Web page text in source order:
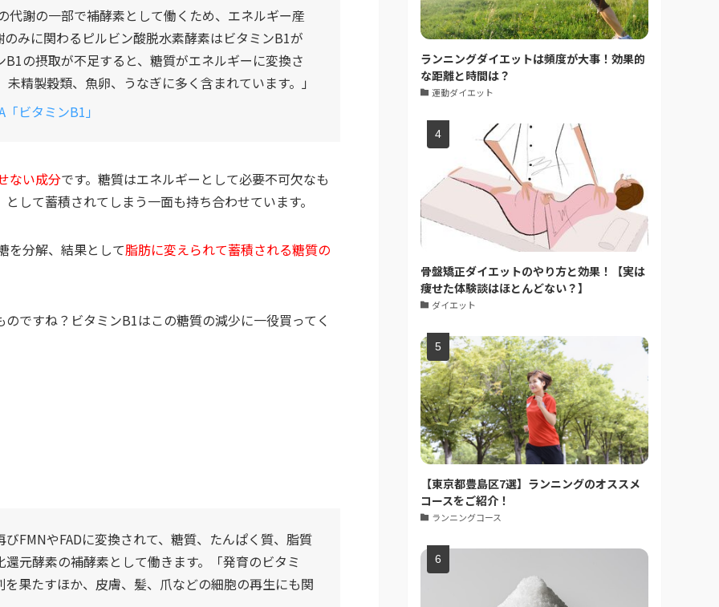
代謝の一部で補酵素として働くため、エネルギー産
みに関わるピルビン酸脱水素酵素はビタミンB1が
の摂取が不足すると、糖質がエネルギーに変換さ
精製穀類、魚卵、うなぎに多く含まれています。」
ビタミンB1」
ない成分です。糖質はエネルギーとして必要不可欠なも
して蓄積されてしまう一面も持ち合わせています。
を分解、結果として脂肪に変えられて蓄積される糖質の
ですね？ビタミンB1はこの糖質の減少に一役買ってく
FMNやFADに変換されて、糖質、たんぱく質、脂質
元酵素の補酵素として働きます。「発育のビタミ
果たすほか、皮膚、髪、爪などの細胞の再生にも関
ランニングダイエットは頻度が大事！効果的
な距離と時間は？
運動ダイエット
骨盤矯正ダイエットのやり方と効果！【実は
痩せた体験談はほとんどない？】
ダイエット
【東京都豊島区7選】ランニングのオススメ
コースをご紹介！
ランニングコース